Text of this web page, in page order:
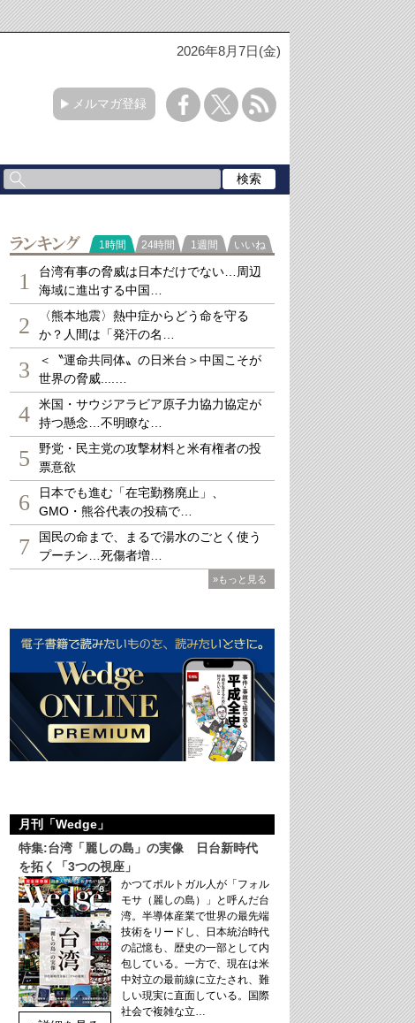
2026年8月7日(金)
メルマガ登録
ランキング
1時間 24時間 1週間 いいね
1
台湾有事の脅威は日本だけでない…周辺
海域に進出する中国…
2
〈熊本地震〉熱中症からどう命を守る
か？人間は「発汗の名…
3
＜〝運命共同体〟の日米台＞中国こそが
世界の脅威....…
4
米国・サウジアラビア原子力協力協定が
持つ懸念…不明瞭な…
5
野党・民主党の攻撃材料と米有権者の投
票意欲
6
日本でも進む「在宅勤務廃止」、
GMO・熊谷代表の投稿で…
7
国民の命まで、まるで湯水のごとく使う
プーチン…死傷者増…
»もっと見る
月刊「Wedge」
特集:台湾「麗しの島」の実像 日台新時代
を拓く「3つの視座」
かつてポルトガル人が「フォル
モサ（麗しの島）」と呼んだ台
湾。半導体産業で世界の最先端
技術をリードし、日本統治時代
の記憶も、歴史の一部として内
包している。一方で、現在は米
中対立の最前線に立たされ、難
しい現実に直面している。国際
社会で複雑な立…